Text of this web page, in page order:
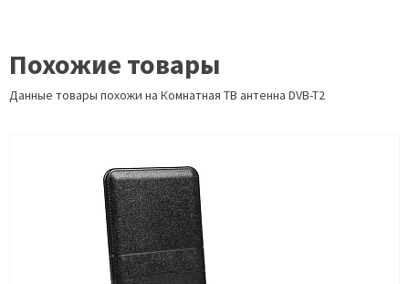
Похожие товары
Данные товары похожи на Комнатная ТВ антенна DVB-T2